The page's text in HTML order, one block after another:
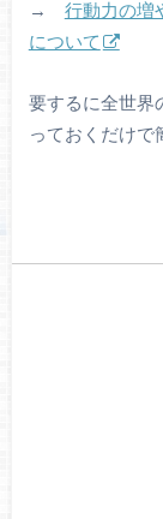
→ 行動力の増
について
要するに全世界
っておくだけで